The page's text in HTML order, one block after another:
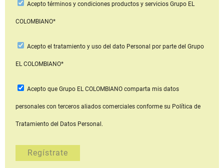
Aceptotérminos y condiciones productos y serviciosGrupo EL
COLOMBIANO*
Acepto el tratamiento y uso del dato Personal por parte del Grupo
EL COLOMBIANO*
Acepto que Grupo EL COLOMBIANOcomparta mis datos
personales con terceros aliados comerciales conforme su Política de
Tratamiento del Datos Personal.